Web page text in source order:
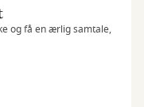
og få en ærlig samtale,